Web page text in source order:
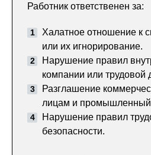
Работник ответственен за:
Халатное отношение к
или их игнорирование.
Нарушение правил
компании или трудовой
Разглашение
лицам и
Нарушение правил
безопасности.